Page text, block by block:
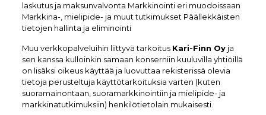
laskutus ja maksunvalvonta Markkinointi eri muodoissaan
Markkina-, mielipide- ja muut tutkimukset Päällekkäisten
tietojen hallinta ja eliminointi
Muu verkkopalveluihin liittyvä tarkoitus Kari-Finn Oyja
sen kanssa kulloinkin samaan konserniin kuuluvilla yhtiöillä
on lisäksi oikeus käyttää ja luovuttaa rekisterissä olevia
tietoja perusteltuja käyttötarkoituksia varten (kuten
suoramainontaan, suoramarkkinointiin ja mielipide- ja
markkinatutkimuksiin) henkilötietolain mukaisesti.